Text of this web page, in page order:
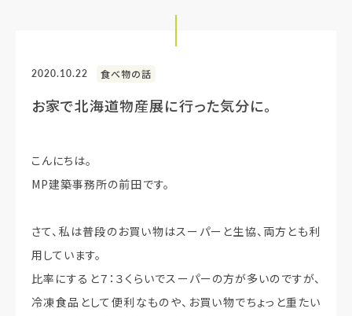
2020.10.22 食べ物の話
お家で北海道物産展に行った気分に。
こんにちは。
MP建築事務所の前田です。
さて、私は普段のお買い物はスーパーと生協、両方とも利
用しています。
比率にすると７：３くらいでスーパーの方が多いのですが、
冷凍食品として便利なものや、お買い物でちょっと重たい